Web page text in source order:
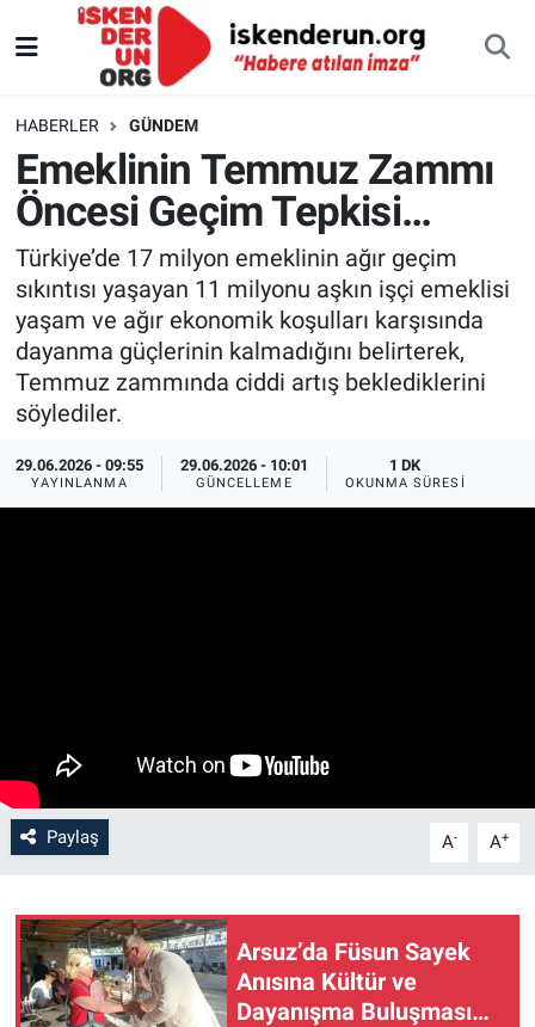
HABERLER GÜNDEM
Emeklinin Temmuz Zammı
Öncesi Geçim Tepkisi…
Türkiye’de 17 milyon emeklinin ağır geçim
sıkıntısı yaşayan 11 milyonu aşkın işçi emeklisi
yaşam ve ağır ekonomik koşulları karşısında
dayanma güçlerinin kalmadığını belirterek,
Temmuz zammında ciddi artış beklediklerini
söylediler.
29.06.2026 - 09:55
YAYINLANMA
29.06.2026 - 10:01
GÜNCELLEME
1 DK
OKUNMA SÜRESI
Paylaş A- A+
Arsuz’da Füsun Sayek
Anısına Kültür ve
Dayanışma Buluşması…